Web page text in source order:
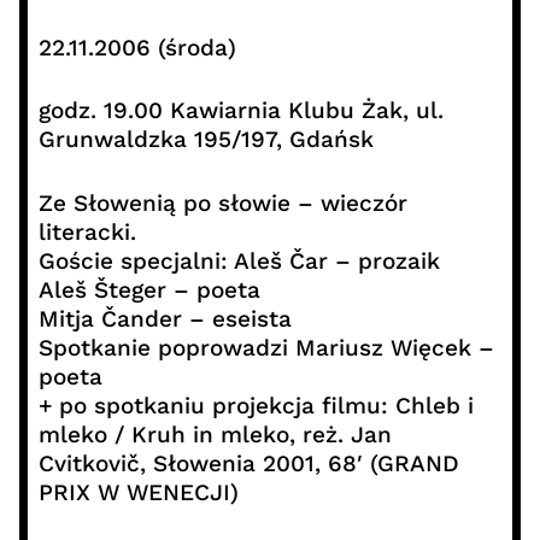
22.11.2006 (środa)
godz. 19.00 Kawiarnia Klubu Żak, ul.
Grunwaldzka 195/197, Gdańsk
Ze Słowenią po słowie – wieczór
literacki.
Goście specjalni: Aleš Čar – prozaik
Aleš Šteger – poeta
Mitja Čander – eseista
Spotkanie poprowadzi Mariusz Więcek –
poeta
+ po spotkaniu projekcja filmu: Chleb i
mleko / Kruh in mleko, reż. Jan
Cvitkovič, Słowenia 2001, 68′ (GRAND
PRIX W WENECJI)